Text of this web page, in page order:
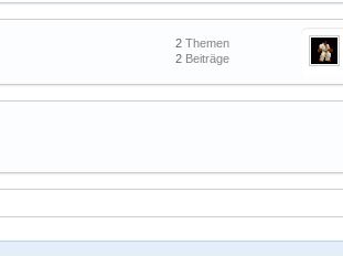
Themen
2
Beiträge
2